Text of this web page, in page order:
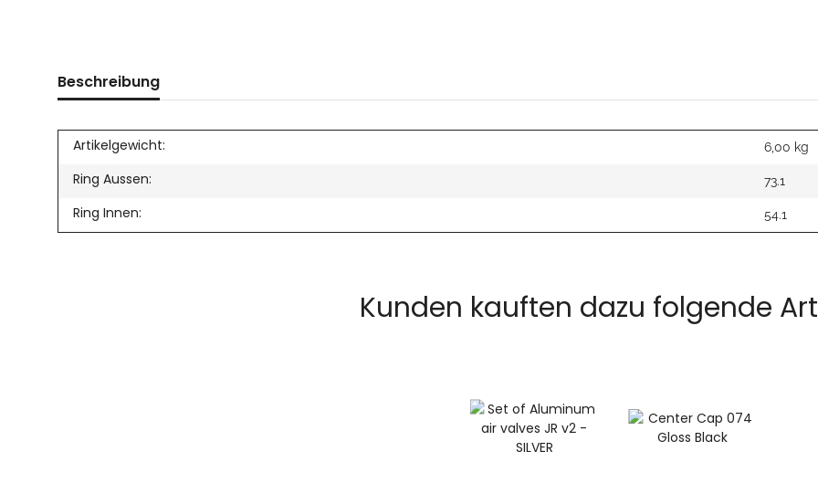
Beschreibung
Artikelgewicht: 6,00 kg
Ring Aussen: 73.1
Ring Innen: 54.1
Kunden kauften dazu folgende